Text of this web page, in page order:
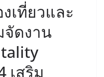
เที่ยวและ
จัดงาน
เสริม